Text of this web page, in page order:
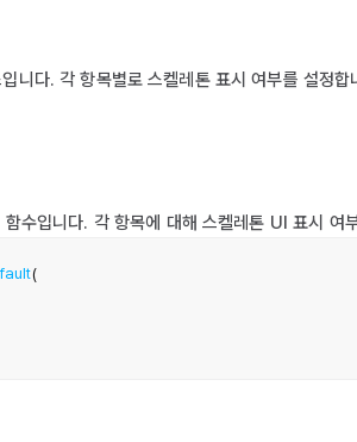
니다. 각 항목별로 스켈레톤 표시 여부를 설정합
수입니다. 각 항목에 대해 스켈레톤 UI 표시 여
(